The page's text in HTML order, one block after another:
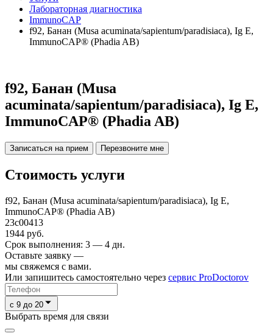
Лабораторная диагностика
ImmunoCAP
f92, Банан (Musa acuminata/sapientum/paradisiaca), Ig E,
ImmunoCAP® (Phadia AB)
f92, Банан (Musa
acuminata/sapientum/paradisiaca), Ig E,
ImmunoCAP® (Phadia AB)
Записаться на прием Перезвоните мне
Стоимость услуги
f92, Банан (Musa acuminata/sapientum/paradisiaca), Ig E,
ImmunoCAP® (Phadia AB)
23c00413
1944 руб.
Срок выполнения: 3 — 4 дн.
Оставьте заявку —
мы свяжемся с вами.
Или запишитесь самостоятельно через сервис ProDoctorov
c 9 до 20
Выбрать время для связи